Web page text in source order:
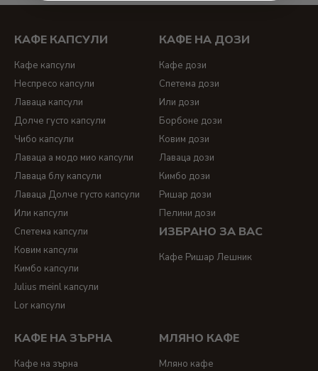
кафе ришар лешник
съвместими капсули за долче густо
КАФЕ КАПСУЛИ
Кафе капсули
Неспресо капсули
Лаваца капсули
Долче густо капсули
Чибо капсули
Лаваца а модо мио капсули
Лаваца блу капсули
Лаваца Долче густо капсули
Или капсули
Спетема капсули
Ковим капсули
Кимбо капсули
Julius meinl капсули
Lor капсули
КАФЕ НА ДОЗИ
Кафе дози
Спетема дози
Или дози
Борбоне дози
Ковим дози
Лаваца дози
Кимбо дози
Ришар дози
Пелини дози
ИЗБРАНО ЗА ВАС
Кафе Ришар Лешник
КАФЕ НА ЗЪРНА
Кафе на зърна
МЛЯНО КАФЕ
Мляно кафе